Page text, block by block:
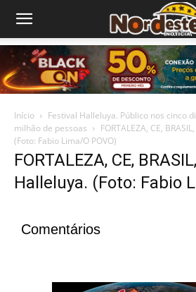
Início
Festival Halleluya. Público nos cinco
milhão de pessoas
FORTALEZA, CE,
(Foto: Fabio Lima/O POVO)
FORTALEZA, CE,
Halleluya. (Foto: Fabio
Comentários